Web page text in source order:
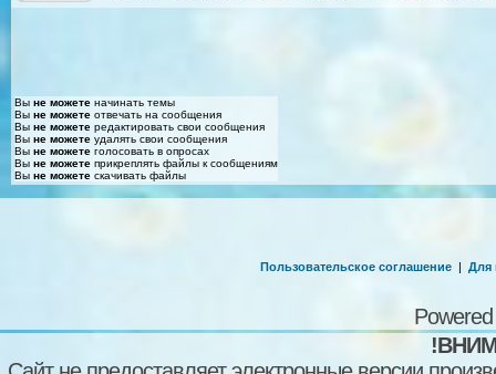
Вы не можете начинать темы
Вы не можете отвечать на сообщения
Вы не можете редактировать свои сообщения
Вы не можете удалять свои сообщения
Вы не можете голосовать в опросах
Вы не можете прикреплять файлы к сообщениям
Вы не можете скачивать файлы
Пользовательское соглашение | Для